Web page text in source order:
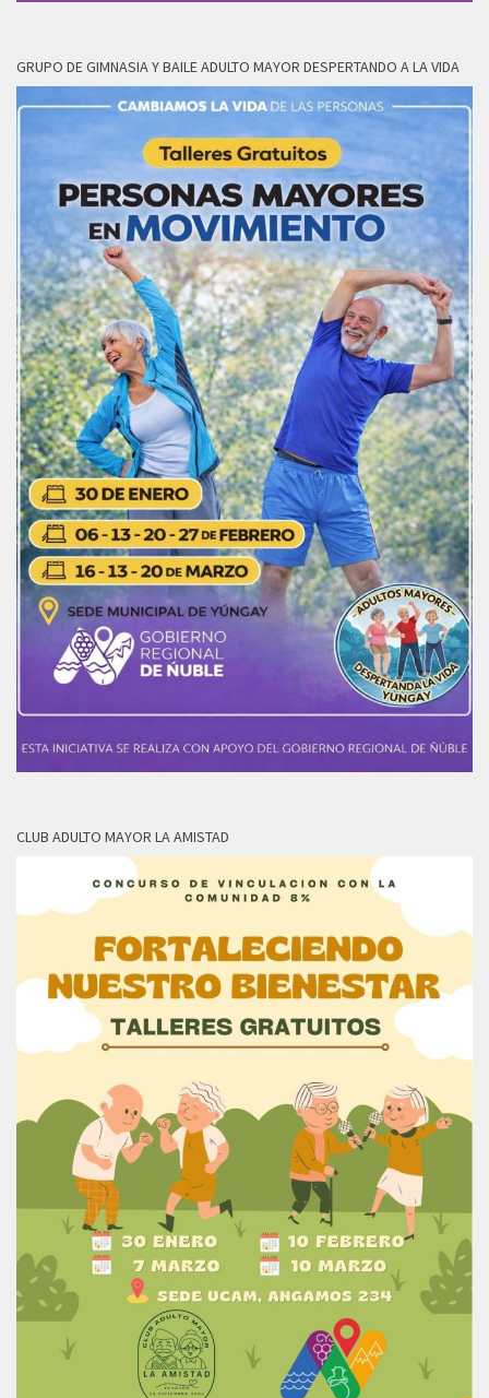
GRUPO DE GIMNASIA Y BAILE ADULTO MAYOR DESPERTANDO A LA VIDA
CLUB ADULTO MAYOR LA AMISTAD